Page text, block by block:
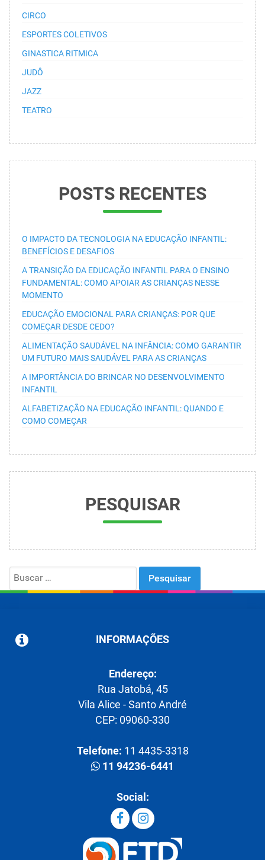
CIRCO
ESPORTES COLETIVOS
GINASTICA RITMICA
JUDÔ
JAZZ
TEATRO
POSTS RECENTES
O IMPACTO DA TECNOLOGIA NA EDUCAÇÃO INFANTIL:
BENEFÍCIOS E DESAFIOS
A TRANSIÇÃO DA EDUCAÇÃO INFANTIL PARA O ENSINO
FUNDAMENTAL: COMO APOIAR AS CRIANÇAS NESSE
MOMENTO
EDUCAÇÃO EMOCIONAL PARA CRIANÇAS: POR QUE
COMEÇAR DESDE CEDO?
ALIMENTAÇÃO SAUDÁVEL NA INFÂNCIA: COMO GARANTIR
UM FUTURO MAIS SAUDÁVEL PARA AS CRIANÇAS
A IMPORTÂNCIA DO BRINCAR NO DESENVOLVIMENTO
INFANTIL
ALFABETIZAÇÃO NA EDUCAÇÃO INFANTIL: QUANDO E
COMO COMEÇAR
PESQUISAR
Search
INFORMAÇÕES
Endereço:
Rua Jatobá, 45
Vila Alice - Santo André
CEP: 09060-330
Telefone: 11 4435-3318
11 94236-6441
Social: